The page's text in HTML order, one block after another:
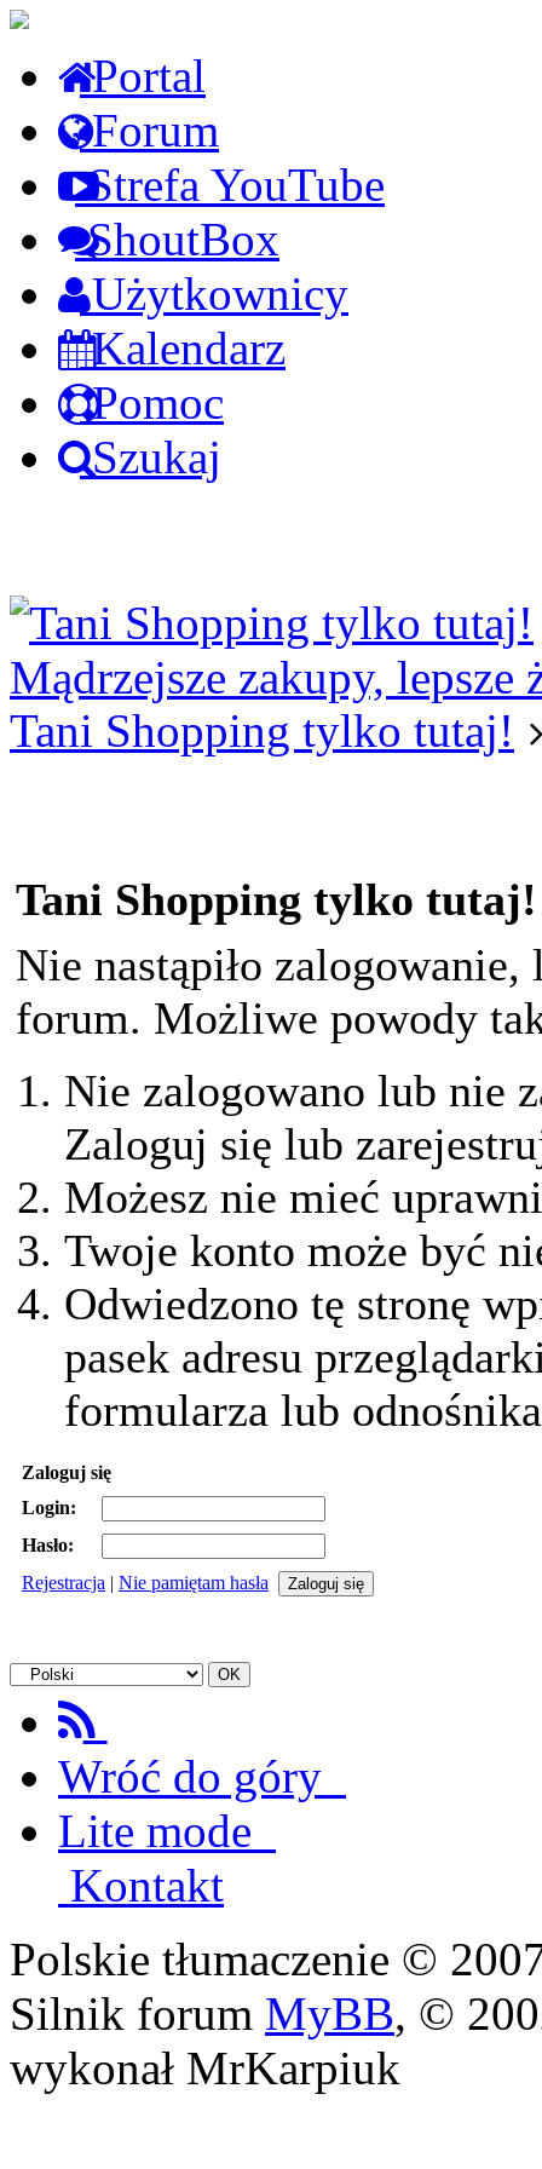
Portal
Forum
Strefa YouTube
ShoutBox
Użytkownicy
Kalendarz
Pomoc
Szukaj
Mądrzejsze zakupy, lepsze
Tani Shopping tylko tutaj!
Tani Shopping tylko tutaj!
Nie nastąpiło
forum. Możliwe powody
Nie zalogowano lub nie
Zaloguj się lub
Możesz nie mieć
Twoje konto może być
Odwiedzono tę stronę
pasek adresu
formularza lub
Zaloguj się
Login:
Hasło:
Rejestracja | Nie pamiętam hasła
Wróć do góry
Lite mode
Kontakt
Polskie tłumaczenie ©
Silnik forum MyBB, ©
wykonał MrKarpiuk